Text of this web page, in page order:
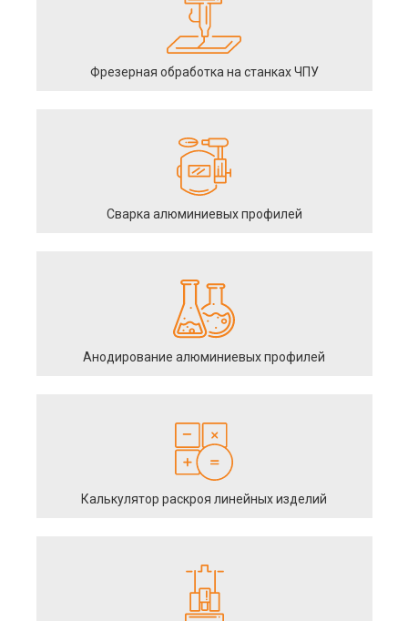
Фрезерная обработка на станках ЧПУ
Сварка алюминиевых профилей
Анодирование алюминиевых профилей
Калькулятор раскроя линейных изделий